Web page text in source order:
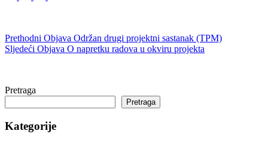
Prethodni Objava Održan drugi projektni sastanak (TPM)
Sljedeći Objava O napretku radova u okviru projekta
Pretraga
Pretraga
Kategorije